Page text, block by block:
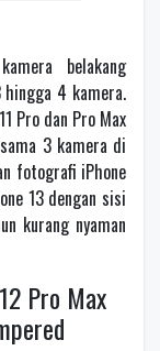
belakang
4 kamera.
Pro dan Pro Max
3 kamera di
fotografi iPhone
13 dengan sisi
kurang nyaman
Pro Max